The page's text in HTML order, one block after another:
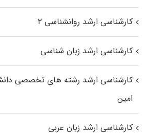
کارشناسی ارشد روانشناسی ۲
کارشناسی ارشد زبان شناسی
کارشناسی ارشد رﺷﺘﻪ ﻫﺎی تخصصی
اﻣﻴﻦ
کارشناسی ارشد زبان عربی